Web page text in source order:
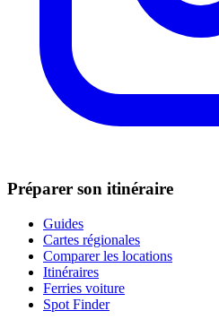
Préparer son itinéraire
Guides
Cartes régionales
Comparer les locations
Itinéraires
Ferries voiture
Spot Finder